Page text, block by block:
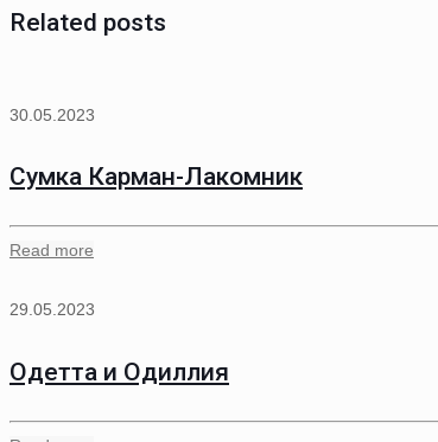
Related posts
30.05.2023
Сумка Карман-Лакомник
Read more
29.05.2023
Одетта и Одиллия